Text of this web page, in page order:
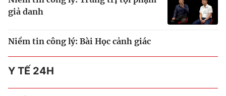
giả danh
Niềm tin công lý: Bài Học cảnh giác
Y TẾ 24H